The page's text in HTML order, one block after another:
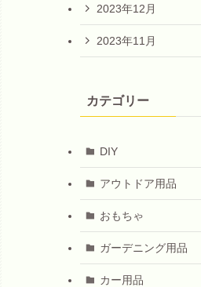
2023年12月
2023年11月
カテゴリー
DIY
アウトドア用品
おもちゃ
ガーデニング用品
カー用品